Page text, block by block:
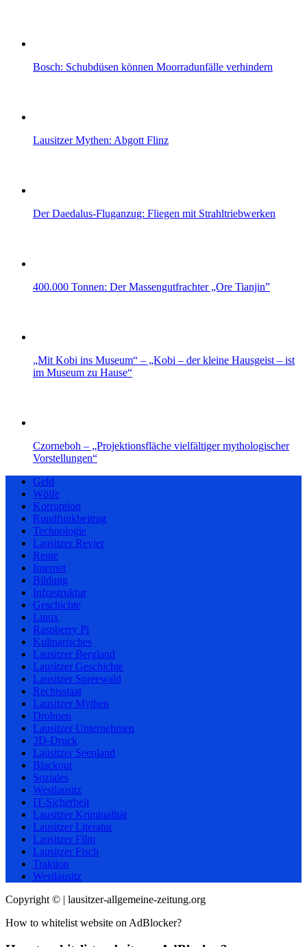
Bosch: Schubdüsen können Moorradunfälle verhindern
Lausitzer Mythen: Abgott Flinz
Der Daedalus-Fluganzug: Fliegen mit Strahltriebwerken
400.000 Tonnen: Der Massengutfrachter „Ore Tianjin”
„Mit Kobi ins Museum“ – „Kobi – der kleine Hausgeist – ist
im Museum zu Hause“
Czorneboh – „Projektionsfläche vielfältiger mythologischer
Vorstellungen“
Geld
Wölfe
Korruption
Rundfunkbeitrag
Technologie
Lausitzer Revier
Rente
Internet
Bildung
Infrastruktur
Geschichte
Linux
Raspberry Pi
Kulinarisches
Lausitzer Bergland
Lausitzer Geschichte
Lausitzer Spreewald
Rechtsstaat
Lausitzer Mythen
Drohnen
Lausitzer Unternehmen
3D-Druck
Lausitzer Seenland
Blackout
Soziales
Westlausitz
IT-Sicherheit
Lausitzer Kriminalität
Lausitzer Literatur
Lausitzer Film
Lausitzer Fisch
Traktion
Westlausitz
Copyright © | lausitzer-allgemeine-zeitung.org
How to whitelist website on AdBlocker?